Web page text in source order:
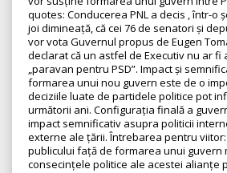
quotes: Conducerea PNL a decis , într-o
joi dimineață, că cei 76 de senatori și
vor vota Guvernul propus de Eugen
declarat că un astfel de Executiv nu ar fi
„paravan pentru PSD”. Impact și
formarea unui nou guvern este de o
deciziile luate de partidele politice pot
următorii ani. Configurația finală a
impact semnificativ asupra politicii
externe ale țării. Întrebarea pentru
publicului față de formarea unui guvern
consecințele politice ale acestei alianțe